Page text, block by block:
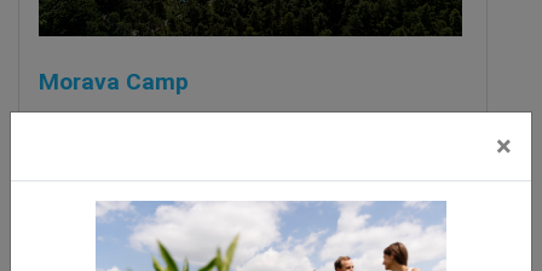
Morava Camp
ZOBRAZIT DALŠÍ
×